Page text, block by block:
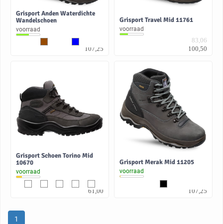
Grisport Anden Waterdichte
Wandelschoen
voorraad
107,25
Grisport Travel Mid 11761
voorraad
83,06
100,50
Grisport Schoen Torino Mid
10670
voorraad
50,41
61,00
Grisport Merak Mid 11205
voorraad
107,25
1